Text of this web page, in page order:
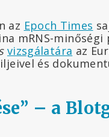
az Epoch Times
mRNS-minőségi
vizsgálatára az
és
– a